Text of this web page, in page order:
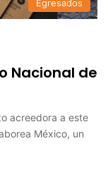
Egresados
Nacional de
acreedora a este
México, un